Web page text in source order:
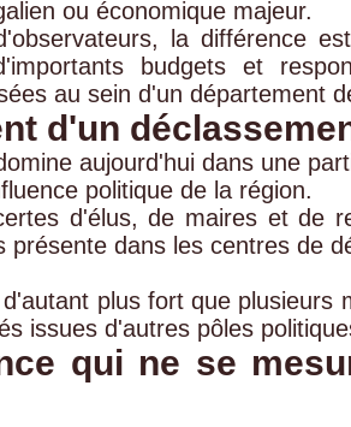
ou économique majeur.
la différence
budgets et
au sein d'un département
d'un
aujourd'hui dans une
politique de la région.
d'élus, de maires et de
présente dans les centres de
plus fort que plusieurs
issues d'autres pôles
qui ne se